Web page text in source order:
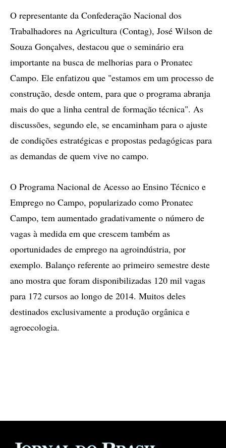
O representante da Confederação Nacional dos
Trabalhadores na Agricultura (Contag), José Wilson de
Souza Gonçalves, destacou que o seminário era
importante na busca de melhorias para o Pronatec
Campo. Ele enfatizou que "estamos em um processo de
construção, desde ontem, para que o programa abranja
mais do que a linha central de formação técnica". As
discussões, segundo ele, se encaminham para o ajuste
de condições estratégicas e propostas pedagógicas para
as demandas de quem vive no campo.
O Programa Nacional de Acesso ao Ensino Técnico e
Emprego no Campo, popularizado como Pronatec
Campo, tem aumentado gradativamente o número de
vagas à medida em que crescem também as
oportunidades de emprego na agroindústria, por
exemplo. Balanço referente ao primeiro semestre deste
ano mostra que foram disponibilizadas 120 mil vagas
para 172 cursos ao longo de 2014. Muitos deles
destinados exclusivamente a produção orgânica e
agroecologia.